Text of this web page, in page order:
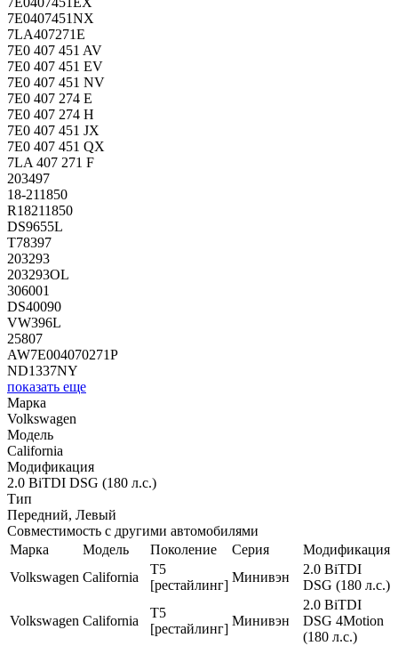
7E0407451NX
7LA407271E
7E0 407 451 AV
7E0 407 451 EV
7E0 407 451 NV
7E0 407 274 E
7E0 407 274 H
7E0 407 451 JX
7E0 407 451 QX
7LA 407 271 F
203497
18-211850
R18211850
DS9655L
T78397
203293
203293OL
306001
DS40090
VW396L
25807
AW7E004070271P
ND1337NY
показать еще
Марка
Volkswagen
Модель
California
Модификация
2.0 BiTDI DSG (180 л.с.)
Тип
Передний, Левый
Совместимость с другими автомобилями
Марка
Модель Поколение Серия
Модификация
Volkswagen California
T5
[рестайлинг]
Минивэн
2.0 BiTDI
DSG (180 л.с.)
Volkswagen California
T5
[рестайлинг]
Минивэн
2.0 BiTDI
DSG 4Motion
(180 л.с.)